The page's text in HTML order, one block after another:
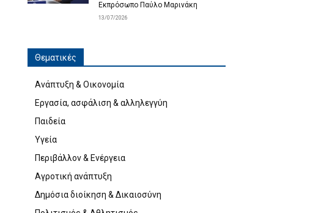
Εκπρόσωπο Παύλο Μαρινάκη
13/07/2026
Θεματικές
Ανάπτυξη & Οικονομία
Εργασία, ασφάλιση & αλληλεγγύη
Παιδεία
Υγεία
Περιβάλλον & Ενέργεια
Αγροτική ανάπτυξη
Δημόσια διοίκηση & Δικαιοσύνη